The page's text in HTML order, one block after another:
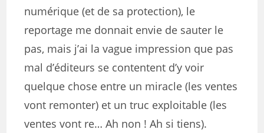
numérique (et de sa protection), le
reportage me donnait envie de sauter le
pas, mais j’ai la vague impression que pas
mal d’éditeurs se contentent d’y voir
quelque chose entre un miracle (les ventes
vont remonter) et un truc exploitable (les
ventes vont re… Ah non ! Ah si tiens).